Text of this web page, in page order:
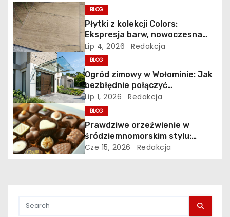
a
w
p
i
s
u
BLOG
Płytki z kolekcji Colors:
Ekspresja barw, nowoczesna
ceramika i wyrazisty styl w
łazience, kuchni i salonie
Lip 4, 2026 Redakcja
BLOG
Ogród zimowy w Wołominie: Jak
bezbłędnie połączyć
nowoczesną oranżerię z bryłą
istniejącego budynku?
Lip 1, 2026 Redakcja
BLOG
Prawdziwe orzeźwienie w
śródziemnomorskim stylu:
ciekawy przegląd
Cze 15, 2026 Redakcja